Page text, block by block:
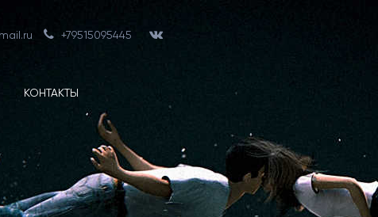
+79515095445
КОНТАКТЫ
Вам